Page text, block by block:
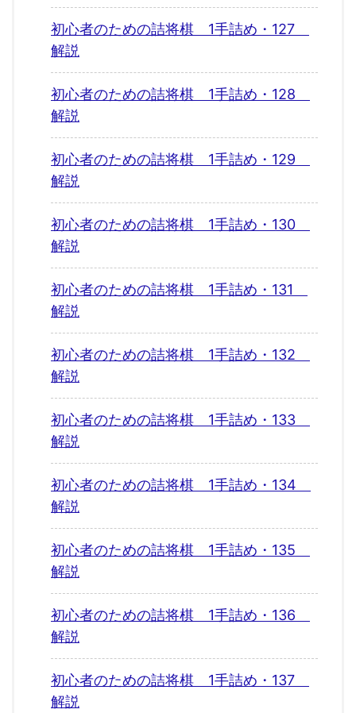
初心者のための詰将棋 1手詰め・127
解説
初心者のための詰将棋 1手詰め・128
解説
初心者のための詰将棋 1手詰め・129
解説
初心者のための詰将棋 1手詰め・130
解説
初心者のための詰将棋 1手詰め・131
解説
初心者のための詰将棋 1手詰め・132
解説
初心者のための詰将棋 1手詰め・133
解説
初心者のための詰将棋 1手詰め・134
解説
初心者のための詰将棋 1手詰め・135
解説
初心者のための詰将棋 1手詰め・136
解説
初心者のための詰将棋 1手詰め・137
解説